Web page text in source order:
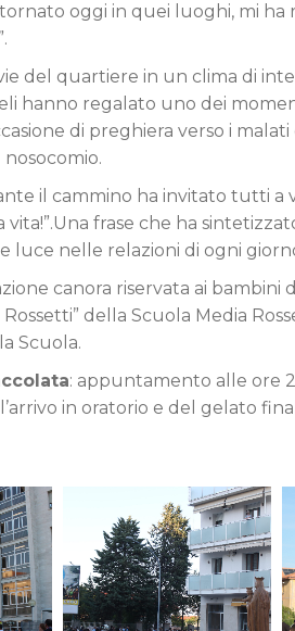
oggi in quei luoghi, mi
del quartiere in un clima di
hanno regalato uno dei
di preghiera verso i
il cammino ha invitato tutti
frase che ha
luce nelle relazioni di ogni
canora riservata ai bambini
della Scuola Media
Scuola.
: appuntamento alle ore
in oratorio e del gelato